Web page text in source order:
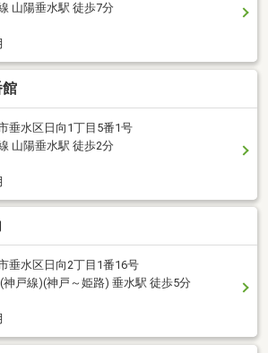
山陽垂水駅 徒歩7分
館
垂水区日向1丁目5番1号
山陽垂水駅 徒歩2分
垂水区日向2丁目1番16号
神戸線)(神戸～姫路) 垂水駅 徒歩5分